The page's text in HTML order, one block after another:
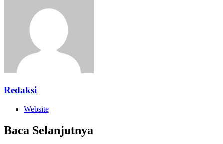
Redaksi
Website
Baca Selanjutnya